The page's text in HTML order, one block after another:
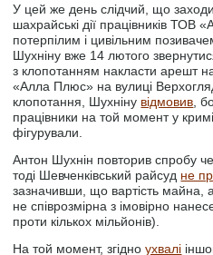
У цей же день слідчий, що
шахрайські дії працівників ТОВ
потерпілим і цивільним
Шухніну вже 14 лютого
з клопотанням накласти арешт
«Алла Плюс» на вулиці
клопотання, Шухніну відмовив ,
працівники на той момент у
фігурували.
Антон Шухнін повторив спробу
тоді Шевченківський райсуд не
зазначивши, що вартість майна,
не співрозмірна з імовірно
проти кількох мільйонів).
На той момент, згідноухвалі